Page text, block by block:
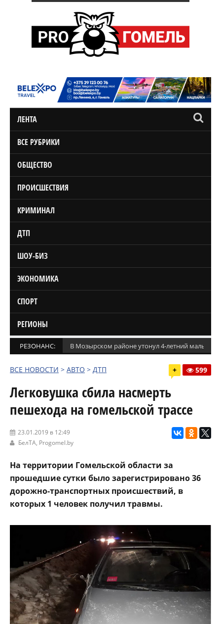
ЛЕНТА
ВСЕ РУБРИКИ
ОБЩЕСТВО
ПРОИСШЕСТВИЯ
КРИМИНАЛ
ДТП
ШОУ-БИЗ
ЭКОНОМИКА
СПОРТ
РЕГИОНЫ
РЕЗОНАНС: В Мозырском районе утонул 4-летний мальчик
ВСЕ НОВОСТИ > АВТО > ДТП + 599
Легковушка сбила насмерть
пешехода на гомельской трассе
23.01.2019 в 12:49
БелТА, Progomel.by
На территории Гомельской области за
прошедшие сутки было зарегистрировано 36
дорожно-транспортных происшествий, в
которых 1 человек получил травмы.